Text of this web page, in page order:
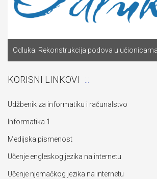
Odluka: Rekonstrukcija podova u učionicama
KORISNI LINKOVI
Udžbenik za informatiku i računalstvo
Informatika 1
Medijska pismenost
Učenje engleskog jezika na internetu
Učenje njemačkog jezika na internetu